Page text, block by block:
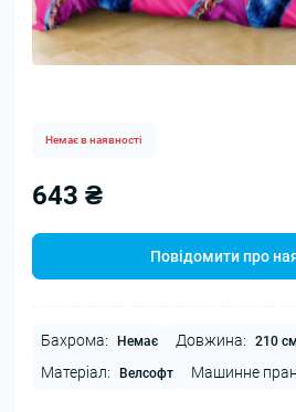
Немає в наявності
643 ₴
Повідомити про
Бахрома: Немає Довжина: 210
Матеріал: Велсофт Машинне